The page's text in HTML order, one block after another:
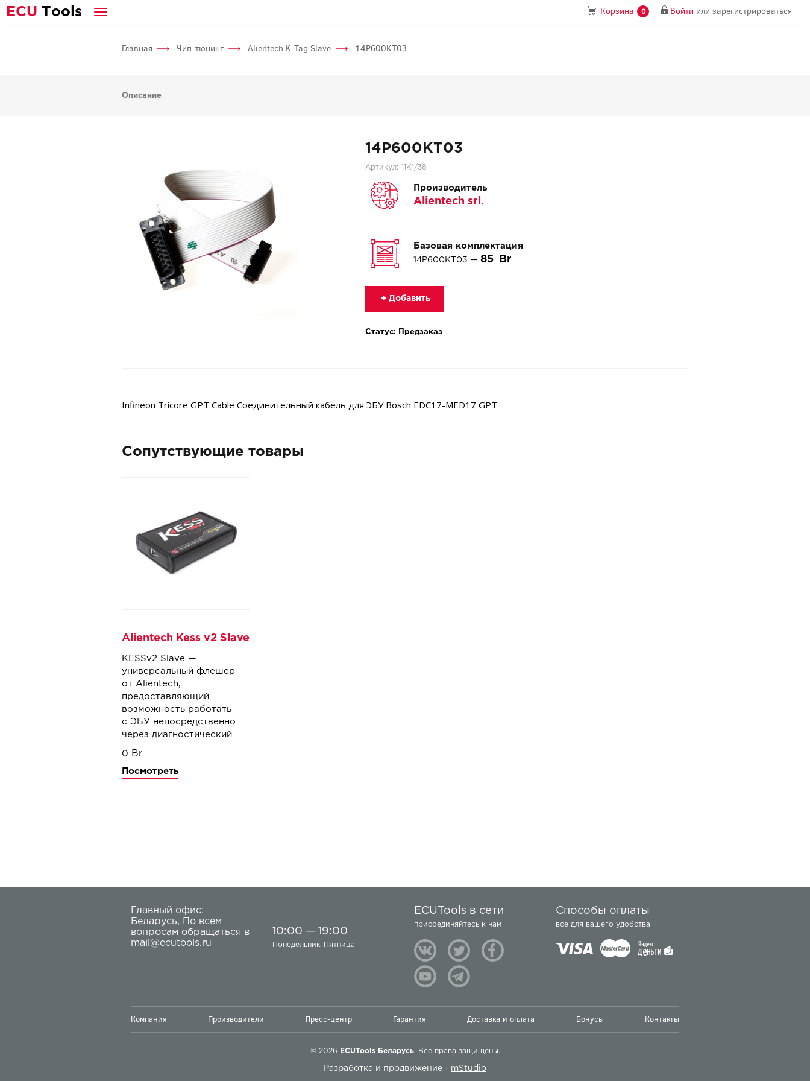
ECU Tools Корзина 0 Войти или зарегистрироваться
Главная Чип-тюнинг Alientech K-Tag Slave 14P600KT03
Описание
14P600KT03
Артикул: 11K1/38
Производитель
Alientech srl.
Базовая комплектация
14P600KT03 —85
+ Добавить
Статус: Предзаказ
Infineon Tricore GPT Cable Соединительный кабель для ЭБУ Bosch EDC17-MED17 GPT
Сопутствующие товары
Alientech Kess v2 Slave
KESSv2 Slave —
универсальный флешер
от Alientech,
предоставляющий
возможность работать
с ЭБУ непосредственно
через диагностический
основные протоколы:
грузовики и спецтехнику.
в использовании
и обеспечивает
безопасное
программирование
0
Посмотреть
Главный офис:
Беларусь,
По всем
вопросам обращаться в
mail@ecutools.ru
10:00 — 19:00
Понедельник-Пятница
ECUTools в сети
присоединяйтесь к нам
Способы оплаты
все для вашего удобства
Компания Производители Пресс-центр Гарантия Доставка и оплата Бонусы Контакты
© 2026 ECUTools Беларусь. Все права защищены.
Разработка и продвижение - mStudio